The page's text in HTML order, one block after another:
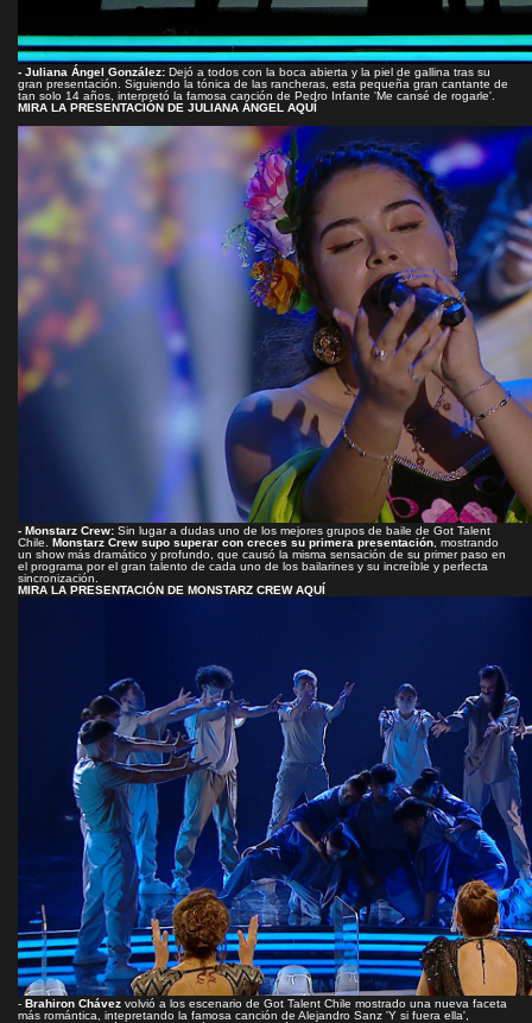
- Juliana Ángel González: Dejó a todos con la boca abierta y la piel de gallina tras su
gran presentación. Siguiendo la tónica de las rancheras, esta pequeña gran cantante de
tan solo 14 años, interpretó la famosa canción de Pedro Infante 'Me cansé de rogarle'.
MIRA LA PRESENTACIÓN DE JULIANA ÁNGEL AQUÍ
- Monstarz Crew: Sin lugar a dudas uno de los mejores grupos de baile de Got Talent
Chile. Monstarz Crew supo superar con creces su primera presentación , mostrando
un show más dramático y profundo, que causó la misma sensación de su primer paso en
el programa por el gran talento de cada uno de los bailarines y su increíble y perfecta
sincronización.
MIRA LA PRESENTACIÓN DE MONSTARZ CREW AQUÍ
- Brahiron Chávez volvió a los escenario de Got Talent Chile mostrado una nueva faceta
más romántica, intepretando la famosa canción de Alejandro Sanz 'Y si fuera ella',